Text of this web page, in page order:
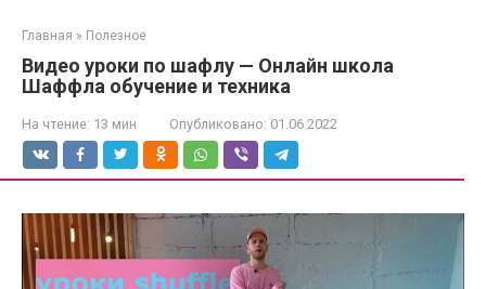
Главная » Полезное
Видео уроки по шафлу — Онлайн школа
Шаффла обучение и техника
На чтение: 13 мин Опубликовано: 01.06.2022